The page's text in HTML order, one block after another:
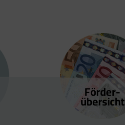
Förder­
übersicht